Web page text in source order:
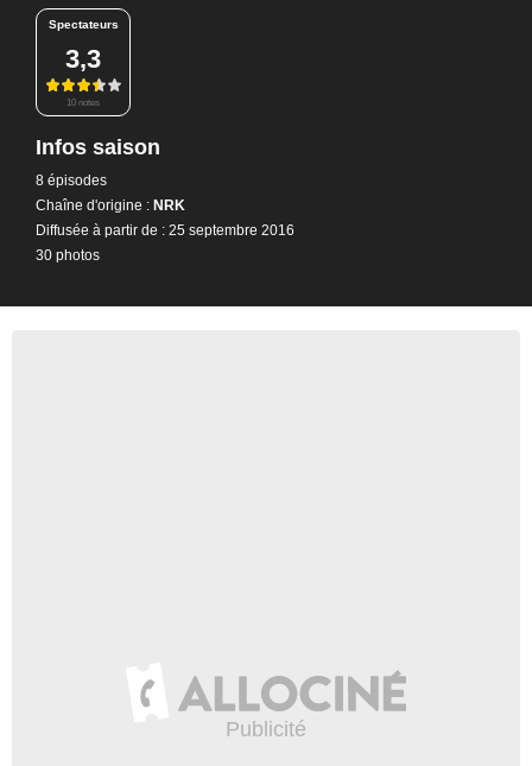
Spectateurs
3,3
10 notes
Infos saison
8 épisodes
Chaîne d'origine : NRK
Diffusée à partir de : 25 septembre 2016
30 photos